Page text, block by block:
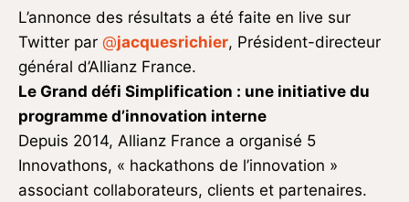
L’annonce des résultats a été faite en live sur
Twitter par @jacquesrichier, Président-directeur
général d’Allianz France.
Le Grand défi Simplification : une initiative du
programme d’innovation interne
Depuis 2014, Allianz France a organisé 5
Innovathons, « hackathons de l’innovation »
associant collaborateurs, clients et partenaires.